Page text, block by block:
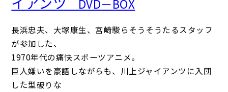
DVD－BOX
長浜忠夫、大塚康生、宮崎駿らそうそうたるスタッフ
が参加した、
1970年代の痛快スポーツアニメ。
巨人嫌いを豪語しながらも、川上ジャイアンツに入団
した型破りな